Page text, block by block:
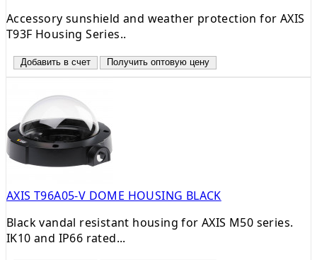
Accessory sunshield and weather protection for AXIS
T93F Housing Series..
Добавить в счет Получить оптовую цену
AXIS T96A05-V DOME HOUSING BLACK
Black vandal resistant housing for AXIS M50 series.
IK10 and IP66 rated...